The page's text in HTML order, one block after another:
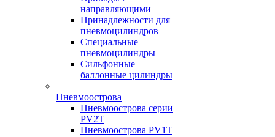
направляющими
Принадлежности для
пневмоцилиндров
Специальные
пневмоцилиндры
Сильфонные
баллонные цилиндры
Пневмоострова
Пневмоострова серии
PV2T
Пневмоострова PV1T